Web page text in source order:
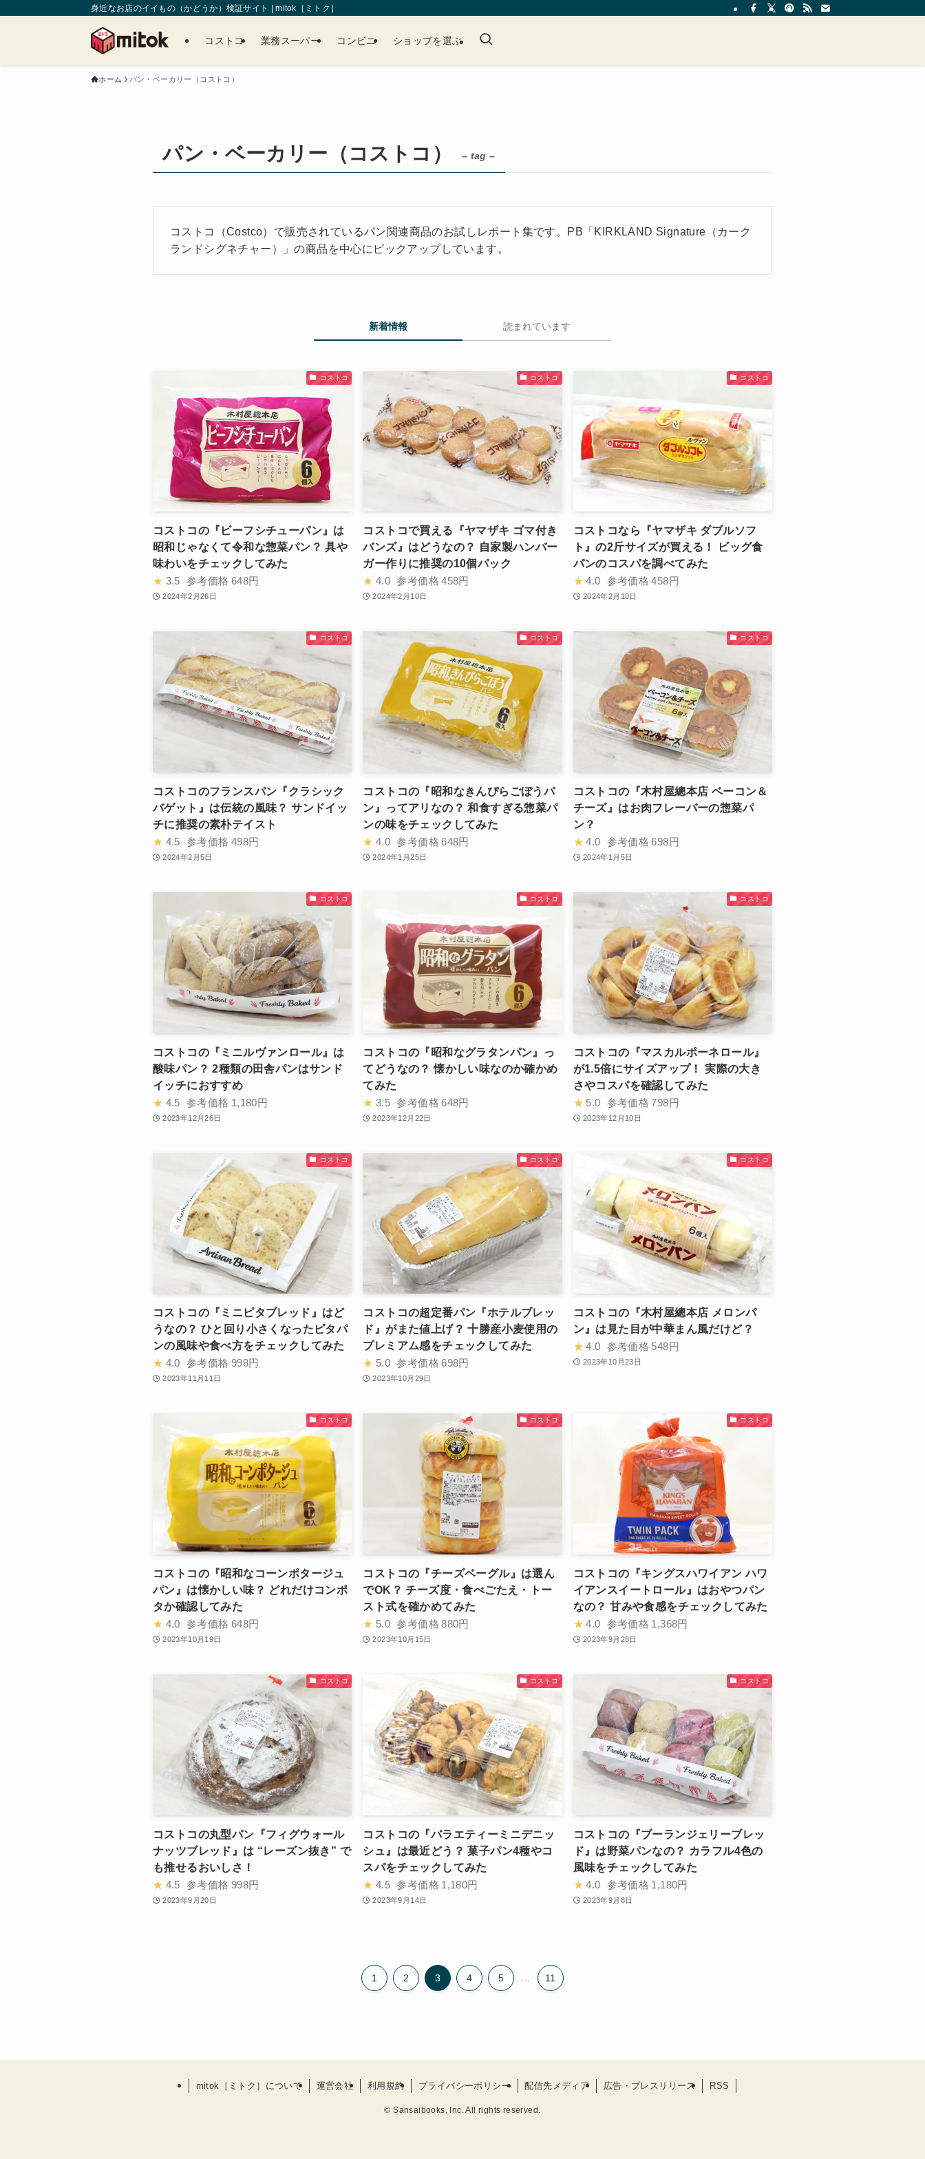
身近なお店のイイもの（かどうか）検証サイト | mitok［ミトク］
コストコ 業務スーパー コンビニ ショップを選ぶ
ホーム パン・ベーカリー（コストコ）
パン・ベーカリー（コストコ） – tag –
コストコ（Costco）で販売されているパン関連商品のお試しレポート集です。PB「KIRKLAND Signature（カーク
ランドシグネチャー）」の商品を中心にピックアップしています。
新着情報 読まれています
コストコ
コストコの『ビーフシチューパン』は
昭和じゃなくて令和な惣菜パン？ 具や
味わいをチェックしてみた
★ 3.5 参考価格 648円
2024年2月26日
コストコ
コストコで買える『ヤマザキ ゴマ付き
バンズ』はどうなの？ 自家製ハンバー
ガー作りに推奨の10個パック
★ 4.0 参考価格 458円
2024年2月10日
コストコ
コストコなら『ヤマザキ ダブルソフ
ト』の2斤サイズが買える！ ビッグ食
パンのコスパを調べてみた
★ 4.0 参考価格 458円
2024年2月10日
コストコ
コストコのフランスパン『クラシック
バゲット』は伝統の風味？ サンドイッ
チに推奨の素朴テイスト
★ 4.5 参考価格 498円
2024年2月5日
コストコ
コストコの『昭和なきんぴらごぼうパ
ン』ってアリなの？ 和食すぎる惣菜パ
ンの味をチェックしてみた
★ 4.0 参考価格 648円
2024年1月25日
コストコ
コストコの『木村屋總本店 ベーコン＆
チーズ』はお肉フレーバーの惣菜パ
ン？
★ 4.0 参考価格 698円
2024年1月5日
コストコ
コストコの『ミニルヴァンロール』は
酸味パン？ 2種類の田舎パンはサンド
イッチにおすすめ
★ 4.5 参考価格 1,180円
2023年12月26日
コストコ
コストコの『昭和なグラタンパン』っ
てどうなの？ 懐かしい味なのか確かめ
てみた
★ 3.5 参考価格 648円
2023年12月22日
コストコ
コストコの『マスカルポーネロール』
が1.5倍にサイズアップ！ 実際の大き
さやコスパを確認してみた
★ 5.0 参考価格 798円
2023年12月10日
コストコ
コストコの『ミニピタブレッド』はど
うなの？ ひと回り小さくなったピタパ
ンの風味や食べ方をチェックしてみた
★ 4.0 参考価格 998円
2023年11月11日
コストコ
コストコの超定番パン『ホテルブレッ
ド』がまた値上げ？ 十勝産小麦使用の
プレミアム感をチェックしてみた
★ 5.0 参考価格 698円
2023年10月29日
コストコ
コストコの『木村屋總本店 メロンパ
ン』は見た目が中華まん風だけど？
★ 4.0 参考価格 548円
2023年10月23日
コストコ
コストコの『昭和なコーンポタージュ
パン』は懐かしい味？ どれだけコンポ
タか確認してみた
★ 4.0 参考価格 648円
2023年10月19日
コストコ
コストコの『チーズベーグル』は選ん
でOK？ チーズ度・食べごたえ・トー
スト式を確かめてみた
★ 5.0 参考価格 880円
2023年10月15日
コストコ
コストコの『キングスハワイアン ハワ
イアンスイートロール』はおやつパン
なの？ 甘みや食感をチェックしてみた
★ 4.0 参考価格 1,368円
2023年9月28日
コストコ
コストコの丸型パン『フィグウォール
ナッツブレッド』は “レーズン抜き” で
も推せるおいしさ！
★ 4.5 参考価格 998円
2023年9月20日
コストコ
コストコの『バラエティーミニデニッ
シュ』は最近どう？ 菓子パン4種やコ
スパをチェックしてみた
★ 4.5 参考価格 1,180円
2023年9月14日
コストコ
コストコの『ブーランジェリーブレッ
ド』は野菜パンなの？ カラフル4色の
風味をチェックしてみた
★ 4.0 参考価格 1,180円
2023年9月8日
1 2 3 4 5 11
mitok［ミトク］について 運営会社 利用規約 プライバシーポリシー 配信先メディア 広告・プレスリリース RSS
© Sansaibooks, Inc. All rights reserved.